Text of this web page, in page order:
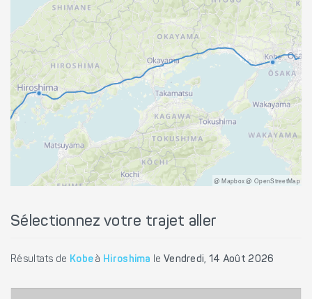
@ Mapbox @ OpenStreetMap
Sélectionnez votre trajet aller
Résultats de Kobe à Hiroshima le Vendredi, 14 Août 2026